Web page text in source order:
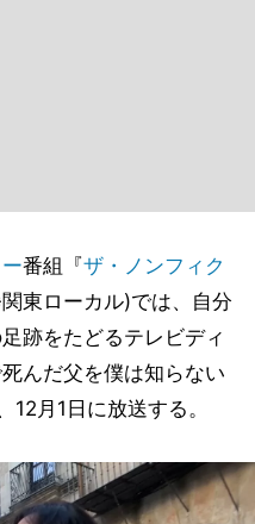
番組『ザ・ノンフィク
東ローカル)では、自分
跡をたどるテレビディ
んだ父を僕は知らない
月1日に放送する。